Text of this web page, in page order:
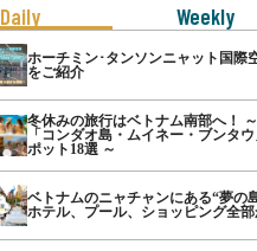
Daily Weekly
ホーチミン･タンソンニャット国際
をご紹介
冬休みの旅行はベトナム南部へ！
「コンダオ島・ムイネー・ブンタ
ポット18選 ～
ベトナムのニャチャンにある“夢の
ホテル、プール、ショッピング全